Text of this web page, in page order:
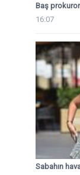
Baş
16:07
Sabahın